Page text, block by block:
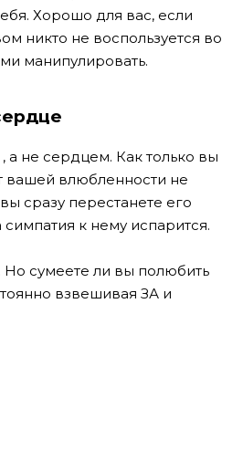
Хорошо для вас, если
никто не воспользуется во
манипулировать.
а не сердцем. Как только вы
вашей влюбленности не
сразу перестанете его
к нему испарится.
Но сумеете ли вы полюбить
взвешивая ЗА и